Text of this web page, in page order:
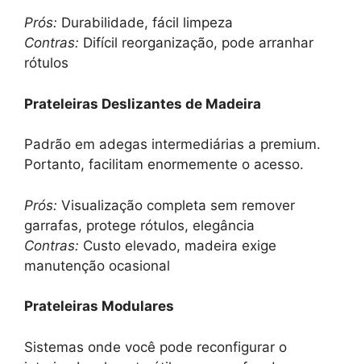
Prós: Durabilidade, fácil limpeza
Contras: Difícil reorganização, pode arranhar
rótulos
Prateleiras Deslizantes de Madeira
Padrão em adegas intermediárias a premium.
Portanto, facilitam enormemente o acesso.
Prós: Visualização completa sem remover
garrafas, protege rótulos, elegância
Contras: Custo elevado, madeira exige
manutenção ocasional
Prateleiras Modulares
Sistemas onde você pode reconfigurar o